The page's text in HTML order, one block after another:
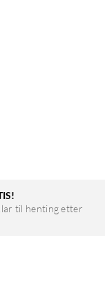
til henting etter